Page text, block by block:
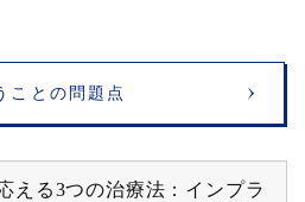
ことの問題点
える3つの治療法：インプラ